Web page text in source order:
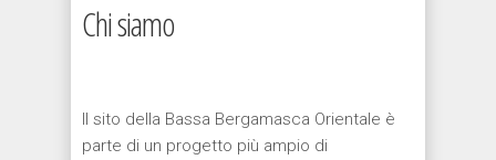
Chi siamo
Il sito della Bassa Bergamasca Orientale è
parte di un progetto più ampio di